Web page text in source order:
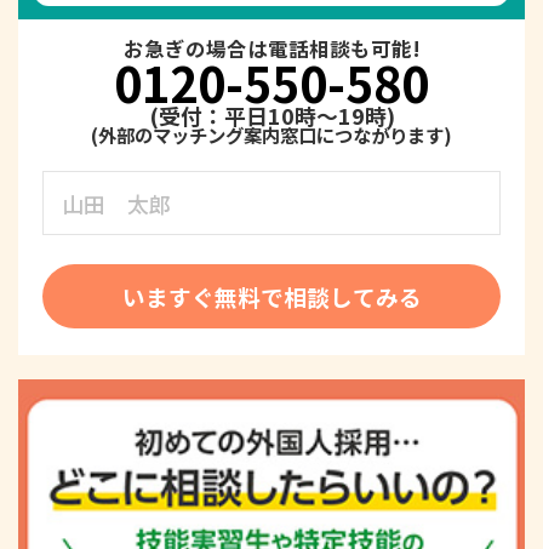
お急ぎの場合は電話相談も可能!
0120-550-580
(受付：平日10時～19時)
いますぐ無料で相談してみる